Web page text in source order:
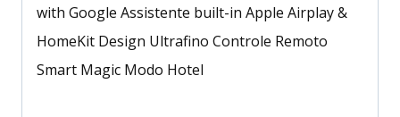
with Google Assistente built-in Apple Airplay &
HomeKit Design Ultrafino Controle Remoto
Smart Magic Modo Hotel